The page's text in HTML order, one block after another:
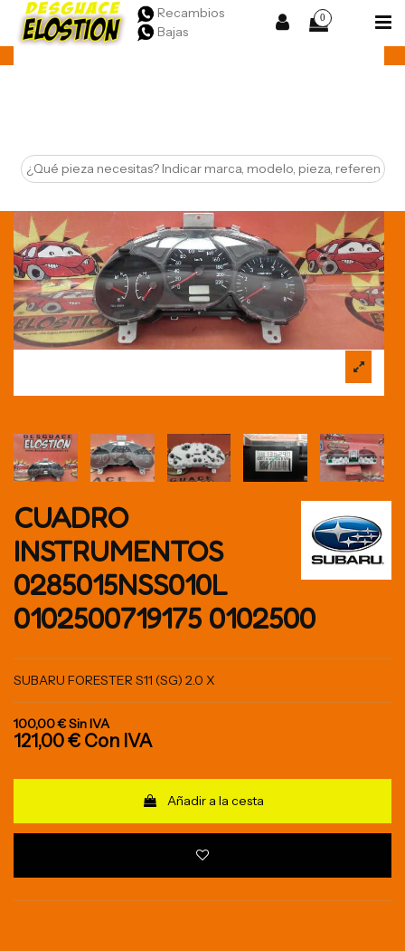
Recambios
Bajas
0
CUADRO
INSTRUMENTOS
0285015NSS010L
0102500719175 0102500
SUBARU FORESTER S11 (SG) 2.0 X
100,00 €Sin IVA
121,00 € Con IVA
Añadir a la cesta